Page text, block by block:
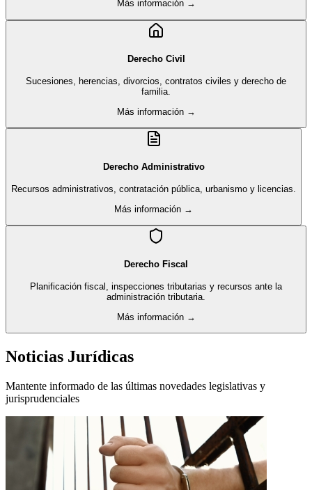
Más información →
Derecho Civil
Sucesiones, herencias, divorcios, contratos civiles y derecho de
familia.
Más información →
Derecho Administrativo
Recursos administrativos, contratación pública, urbanismo y licencias.
Más información →
Derecho Fiscal
Planificación fiscal, inspecciones tributarias y recursos ante la
administración tributaria.
Más información →
Noticias Jurídicas
Mantente informado de las últimas novedades legislativas y
jurisprudenciales